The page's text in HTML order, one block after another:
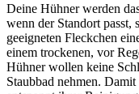
Deine Hühner werden
wenn der Standort passt,
geeigneten Fleckchen
einem trockenen, vor
Hühner wollen keine
Staubbad nehmen.